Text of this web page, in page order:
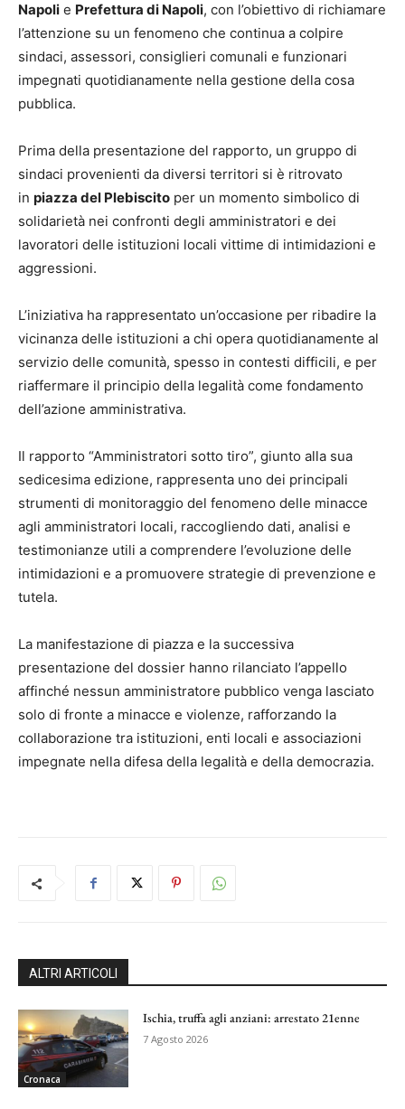
Napoli e Prefettura di Napoli, con l’obiettivo di richiamare
l’attenzione su un fenomeno che continua a colpire
sindaci, assessori, consiglieri comunali e funzionari
impegnati quotidianamente nella gestione della cosa
pubblica.
Prima della presentazione del rapporto, un gruppo di
sindaci provenienti da diversi territori si è ritrovato
in piazza del Plebiscito per un momento simbolico di
solidarietà nei confronti degli amministratori e dei
lavoratori delle istituzioni locali vittime di intimidazioni e
aggressioni.
L’iniziativa ha rappresentato un’occasione per ribadire la
vicinanza delle istituzioni a chi opera quotidianamente al
servizio delle comunità, spesso in contesti difficili, e per
riaffermare il principio della legalità come fondamento
dell’azione amministrativa.
Il rapporto “Amministratori sotto tiro”, giunto alla sua
sedicesima edizione, rappresenta uno dei principali
strumenti di monitoraggio del fenomeno delle minacce
agli amministratori locali, raccogliendo dati, analisi e
testimonianze utili a comprendere l’evoluzione delle
intimidazioni e a promuovere strategie di prevenzione e
tutela.
La manifestazione di piazza e la successiva
presentazione del dossier hanno rilanciato l’appello
affinché nessun amministratore pubblico venga lasciato
solo di fronte a minacce e violenze, rafforzando la
collaborazione tra istituzioni, enti locali e associazioni
impegnate nella difesa della legalità e della democrazia.
ALTRI ARTICOLI
Cronaca
Ischia, truffa agli anziani: arrestato 21enne
7 Agosto 2026